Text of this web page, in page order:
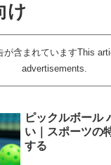
け
が含まれていますThis
advertisements.
ピックルボール
い｜スポーツの
する